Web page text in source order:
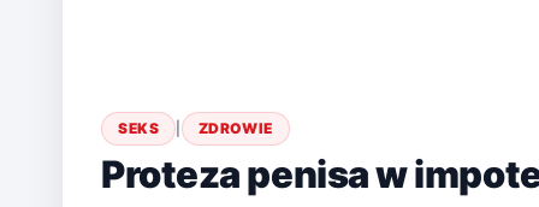
SEKS ZDROWIE
Proteza penisa w